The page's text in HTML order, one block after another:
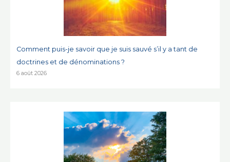
Comment puis-je savoir que je suis sauvé s’il y a tant de
doctrines et de dénominations ?
6 août 2026